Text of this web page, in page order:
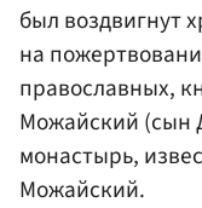
был воздвигнут
на
православных,
Можайский (сын
монастырь,
Можайский.